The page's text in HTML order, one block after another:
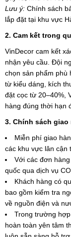
Lưu ý: Chính sách
lắp đặt tại khu vực
2. Cam kết trong
VinDecor cam kết
nhận yêu cầu. Đội
chọn sản phẩm phù
từ kiểu dáng, kích
đặt cọc từ 20–40%,
hàng đúng thời hạn
3. Chính sách giao
Miễn phí giao
các khu vực lân cận
Với các đơn
quốc qua dịch vụ
Khách hàng có
bao gồm kiểm tra
về nguồn điện và
Trong trường
hoàn toàn yên tâm